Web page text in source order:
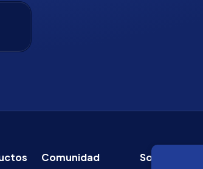
Comunidad Sobre Stakely